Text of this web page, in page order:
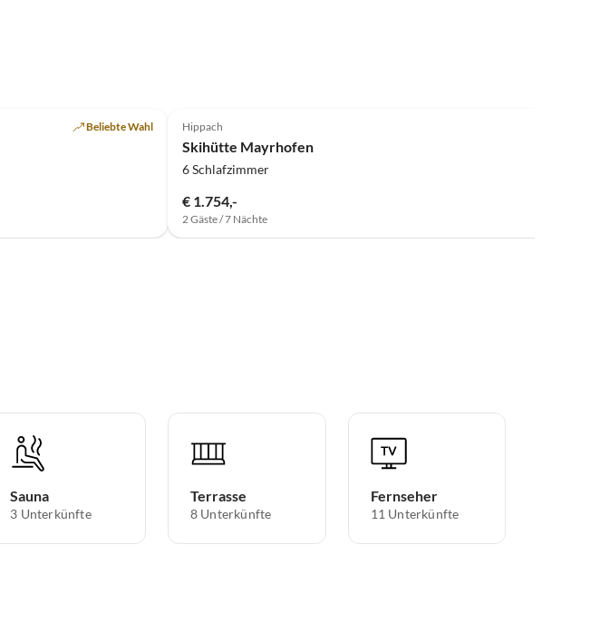
Beliebte Wahl Hippach
Skihütte Mayrhofen
6 Schlafzimmer
€ 1.754,-
2 Gäste / 7 Nächte
Sauna
3 Unterkünfte
Terrasse
8 Unterkünfte
Fernseher
11 Unterkünfte